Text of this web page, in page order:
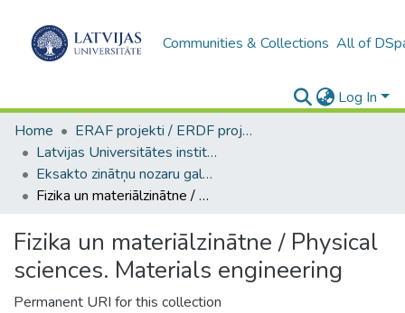
Communities & Collections All of
Log In
Home
ERAF projekti / ERDF projects
Latvijas Universitātes institucionālās kapacitātes attīstība
Eksakto zinātņu nozaru galvenās publikācijas
Fizika un materiālzinātne / Physical sciences. Materials engineering
Fizika un materiālzinātne / Physical
sciences. Materials engineering
Permanent URI for this collection